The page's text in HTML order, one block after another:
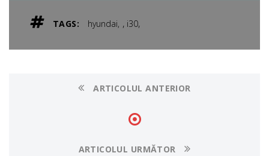
TAGS: hyundai , i30,
ARTICOLUL ANTERIOR
ARTICOLUL URMĂTOR